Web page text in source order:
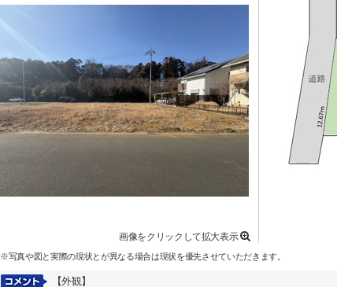
画像をクリックして拡大表示
※写真や図と実際の現状とが異なる場合は現状を優先させていただきます。
【外観】